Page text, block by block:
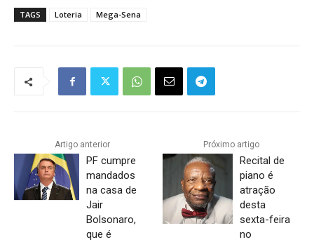
TAGS Loteria Mega-Sena
Artigo anterior
PF cumpre
mandados
na casa de
Jair
Bolsonaro,
que é
Próximo artigo
Recital de
piano é
atração
desta
sexta-feira
no